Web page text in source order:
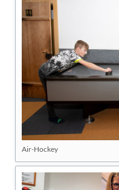
Air-Hockey